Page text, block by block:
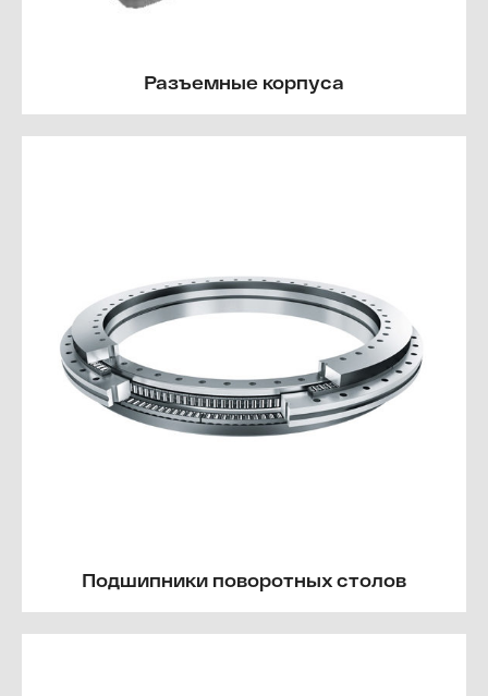
Разъемные корпуса
Подшипники поворотных столов